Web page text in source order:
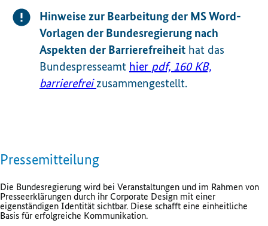
Hinweise zur Bearbeitung der MS Word-
Vorlagen der Bundesregierung nach
Aspekten der Barrierefreiheit hat das
Bundespresseamt hier pdf, 160 KB,
barrierefrei zusammengestellt.
Pressemitteilung
Die Bundesregierung wird bei Veranstaltungen und im Rahmen von
Presseerklärungen durch ihr Corporate Design mit einer
eigenständigen Identität sichtbar. Diese schafft eine einheitliche
Basis für erfolgreiche Kommunikation.